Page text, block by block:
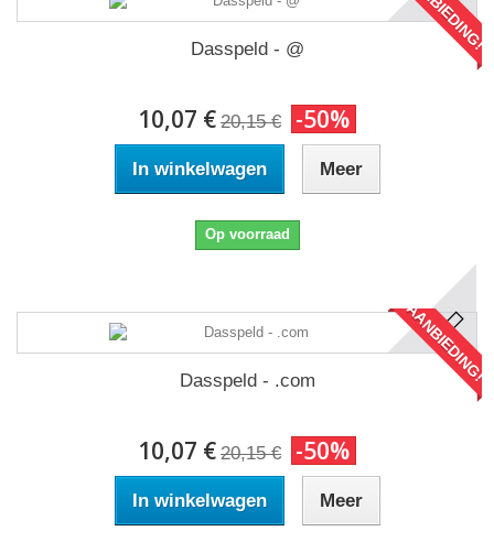
Dasspeld - @
10,07 € 20,15 € -50%
In winkelwagen Meer
Op voorraad
AANBIEDING!
Dasspeld - .com
10,07 € 20,15 € -50%
In winkelwagen Meer